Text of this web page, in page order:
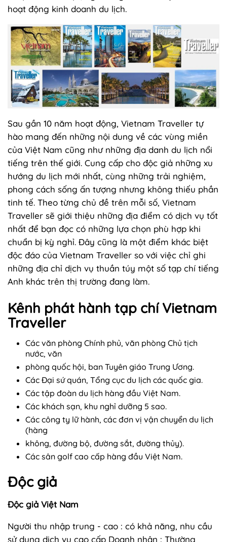
hoạt động kinh doanh du lịch.
Sau gần 10 năm hoạt động, Vietnam Traveller tự
hào mang đến những nội dung về các vùng miền
của Việt Nam cũng như những địa danh du lịch nổi
tiếng trên thế giới. Cung cấp cho độc giả những xu
hướng du lịch mới nhất, cùng những trải nghiệm,
phong cách sống ấn tượng nhưng không thiếu phần
tinh tế. Theo từng chủ đề trên mỗi số, Vietnam
Traveller sẽ giới thiệu những địa điểm có dịch vụ tốt
nhất để bạn đọc có những lựa chọn phù hợp khi
chuẩn bị kỳ nghỉ. Đây cũng là một điểm khác biệt
độc đáo của Vietnam Traveller so với việc chỉ ghi
những địa chỉ dịch vụ thuần túy một số tạp chí tiếng
Anh khác trên thị trường đang làm.
Kênh phát hành tạp chí Vietnam
Traveller
Các văn phòng Chính phủ, văn phòng Chủ tịch
nước, văn
phòng quốc hội, ban Tuyên giáo Trung Ương.
Các Đại sứ quán, Tổng cục du lịch các quốc gia.
Các tập đoàn du lịch hàng đầu Việt Nam.
Các khách sạn, khu nghỉ dưỡng 5 sao.
Các công ty lữ hành, các đơn vị vận chuyển du lịch
(hàng
không, đường bộ, đường sắt, đường thủy).
Các sân golf cao cấp hàng đầu Việt Nam.
Độc giả
Độc giả Việt Nam
Người thu nhập trung - cao : có khả năng, nhu cầu
sử dụng dịch vụ cao cấp Doanh nhân : Thường